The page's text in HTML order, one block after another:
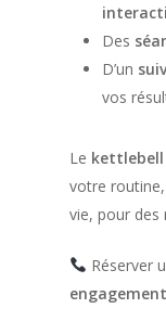
Des
D’un
vos
Le kettlebell
votre
vie, pour des
Réserver